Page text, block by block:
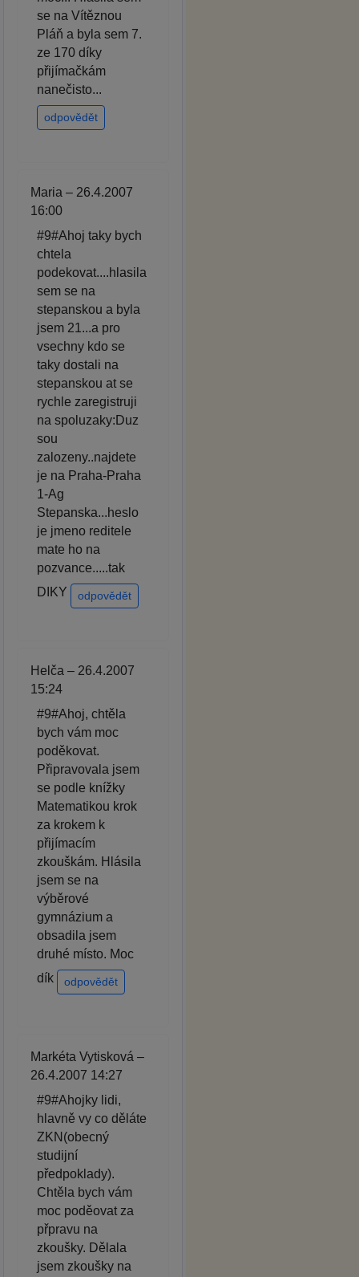
se na Vítěznou
Pláň a byla sem 7.
ze 170 díky
přijímačkám
nanečisto...
odpovědět
Maria – 26.4.2007
16:00
#9#Ahoj taky bych
chtela
podekovat....hlasila
sem se na
stepanskou a byla
jsem 21...a pro
vsechny kdo se
taky dostali na
stepanskou at se
rychle zaregistruji
na spoluzaky:Duz
sou
zalozeny..najdete
je na Praha-Praha
1-Ag
Stepanska...heslo
je jmeno reditele
mate ho na
pozvance.....tak
DIKY
odpovědět
Helča – 26.4.2007
15:24
#9#Ahoj, chtěla
bych vám moc
poděkovat.
Připravovala jsem
se podle knížky
Matematikou krok
za krokem k
přijímacím
zkouškám. Hlásila
jsem se na
výběrové
gymnázium a
obsadila jsem
druhé místo. Moc
dík
odpovědět
Markéta Vytisková –
26.4.2007 14:27
#9#Ahojky lidi,
hlavně vy co děláte
ZKN(obecný
studijní
předpoklady).
Chtěla bych vám
moc poděovat za
přpravu na
zkoušky. Dělala
jsem zkoušky na